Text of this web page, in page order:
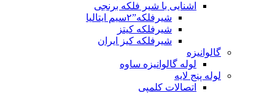
اشنایی با شیر فلکه برنجی
شیرفلکه”۲سیم ایتالیا
شیرفلکه کیتز
شیرفلکه کیز ایران
گالوانیزه
لوله گالوانیزه ساوه
لوله پنج لایه
اتصالات کلمپی